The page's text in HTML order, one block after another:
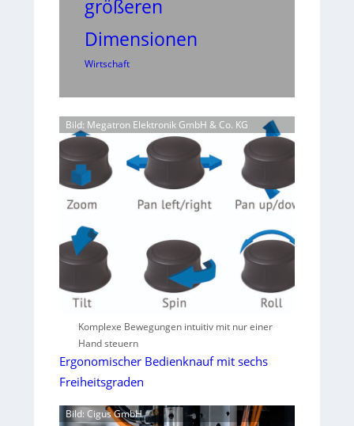
größeren
Dimensionen
Wirtschaft
Bild: Megatron Elektronik GmbH & Co. KG
Komplexe Bewegungen intuitiv mit nur einer
Hand steuern
Ergonomischer Bedienknauf mit sechs
Freiheitsgraden
Bild: Cigus GmbH